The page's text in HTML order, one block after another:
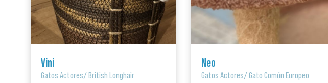
Vini
Gatos Actores/British Longhair
Neo
Gatos Actores/Gato Común Europeo